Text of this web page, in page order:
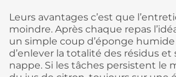
Leurs avantages c’est que
moindre. Après chaque repas
un simple coup d’éponge
d’enlever la totalité des résidus et
nappe. Si les tâches persistent le